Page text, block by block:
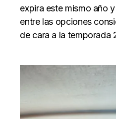
expira este mismo año
entre las opciones
de cara a la temporada